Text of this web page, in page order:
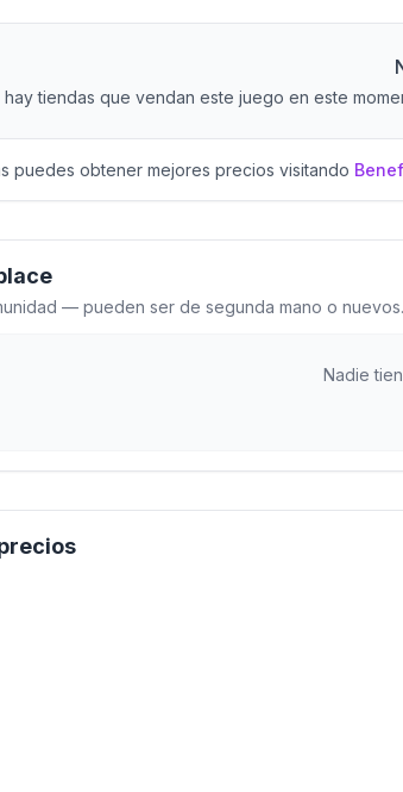
hay tiendas que vendan este juego en este
puedes obtener mejores precios visitando
— pueden ser de segunda mano o
Nadie